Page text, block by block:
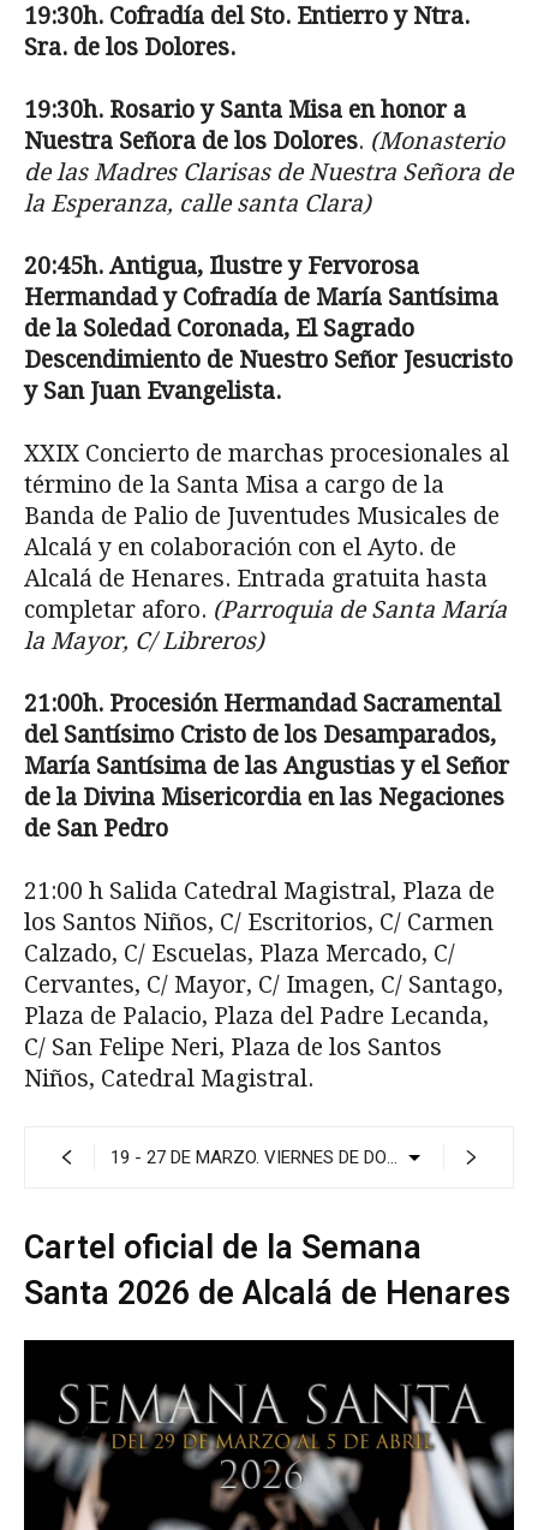
19:30h. Cofradía del Sto. Entierro y Ntra.
Sra. de los Dolores.
19:30h. Rosario y Santa Misa en honor a
Nues­tra Señora de los Dolores. (Monasterio
de las Madres Clarisas de Nuestra Señora de
la Esperanza, calle santa Clara)
20:45h. Antigua, Ilustre y Fervorosa
Hermandady Cofradía de María Santísima
de la Soledad Co­ronada, El Sagrado
Descendimiento de Nuestro Señor Jesucristo
y San Juan Evangelista.
XXIX Concierto de marchas procesionales al
tér­mino de la Santa Misa a cargo de la
Banda de Palio de Juventudes Musicales de
Alcalá y en colaboración con el Ayto. de
Alcalá de Henares. Entrada gratuita hasta
completar aforo. (Parroquia de Santa María
la Mayor, C/ Libreros)
21:00h. Procesión Hermandad Sacramental
del Santísimo Cristo de los Desamparados,
María Santísima de las Angustias y el Señor
de la Divi­na Misericordia en las Negaciones
de San Pedro
21:00 h Salida Catedral Magistral, Plaza de
los Santos Niños, C/ Escritorios, C/ Carmen
Calzado, C/ Escuelas, Plaza Mercado, C/
Cervantes, C/ Mayor, C/ Imagen, C/ Santago,
Plaza de Palacio, Plaza del Padre Lecanda,
C/ San Felipe Neri, Plaza de los Santos
Niños, Catedral Magistral.
Cartel oficial de la Semana
Santa 2026 de Alcalá de Henares